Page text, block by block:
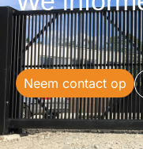
Neem contact op